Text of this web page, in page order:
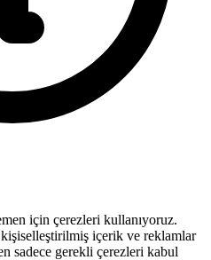
için çerezleri kullanıyoruz.
içerik ve reklamlar
sadece gerekli çerezleri kabul